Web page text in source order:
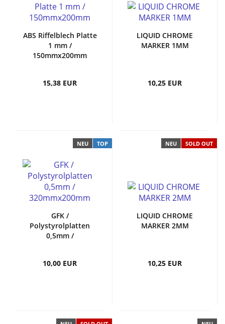
ABS Riffelblech Platte
1 mm /
150mmx200mm
15,38 EUR
LIQUID CHROME
MARKER 1MM
10,25 EUR
NEU TOP
GFK /
Polystyrolplatten
0,5mm /
10,00 EUR
NEU SOLD OUT
LIQUID CHROME
MARKER 2MM
10,25 EUR